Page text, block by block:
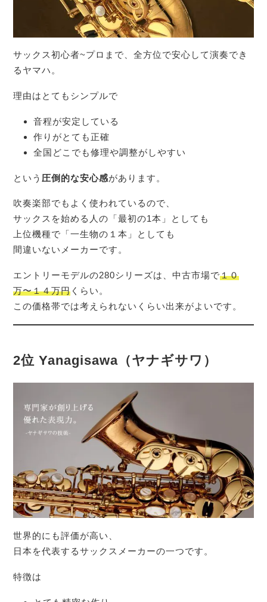
サックス初心者~プロまで、全方位で安心して演奏でき
るヤマハ。
理由はとてもシンプルで
音程が安定している
作りがとても正確
全国どこでも修理や調整がしやすい
という 圧倒的な安心感があります。
吹奏楽部でもよく使われているので、
サックスを始める人の「最初の1本」としても
上位機種で「一生物の１本」としても
間違いないメーカーです。
エントリーモデルの280シリーズは、中古市場で１０
万〜１４万円 くらい。
この価格帯では考えられないくらい出来がよいです。
2位 Yanagisawa（ヤナギサワ）
世界的にも評価が高い、
日本を代表するサックスメーカーの一つです。
特徴は